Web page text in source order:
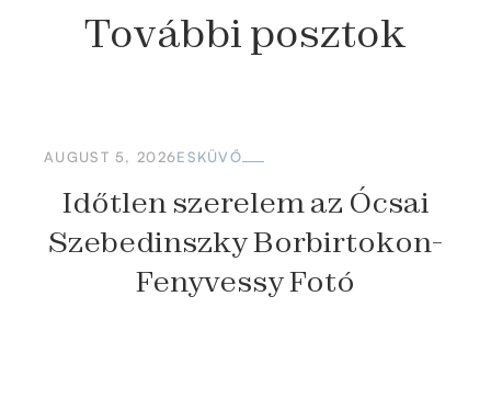
További posztok
AUGUST 5, 2026ESKÜVŐ
Időtlen szerelem az Ócsai
Szebedinszky Borbirtokon-
Fenyvessy Fotó